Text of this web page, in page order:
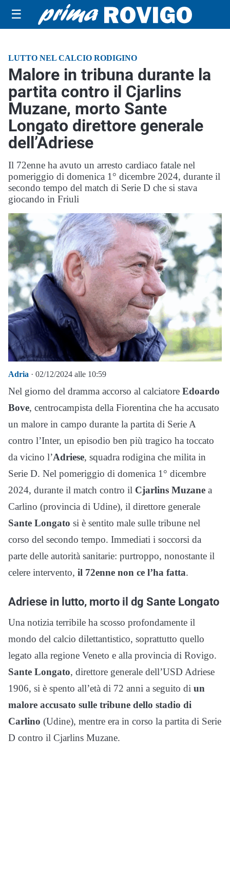
☰
LUTTO NEL CALCIO RODIGINO
Malore in tribuna durante la
partita contro il Cjarlins
Muzane, morto Sante
Longato direttore generale
dell’Adriese
Il 72enne ha avuto un arresto cardiaco fatale nel
pomeriggio di domenica 1° dicembre 2024, durante il
secondo tempo del match di Serie D che si stava
giocando in Friuli
Adria · 02/12/2024 alle 10:59
Nel giorno del dramma accorso al calciatore Edoardo
Bove, centrocampista della Fiorentina che ha accusato
un malore in campo durante la partita di Serie A
contro l’Inter, un episodio ben più tragico ha toccato
da vicino l’Adriese, squadra rodigina che milita in
Serie D. Nel pomeriggio di domenica 1° dicembre
2024, durante il match contro il Cjarlins Muzane a
Carlino (provincia di Udine), il direttore generale
Sante Longato si è sentito male sulle tribune nel
corso del secondo tempo. Immediati i soccorsi da
parte delle autorità sanitarie: purtroppo, nonostante il
celere intervento, il 72enne non ce l’ha fatta.
Adriese in lutto, morto il dg Sante Longato
Una notizia terribile ha scosso profondamente il
mondo del calcio dilettantistico, soprattutto quello
legato alla regione Veneto e alla provincia di Rovigo.
Sante Longato, direttore generale dell’USD Adriese
1906, si è spento all’età di 72 anni a seguito di un
malore accusato sulle tribune dello stadio di
Carlino (Udine), mentre era in corso la partita di Serie
D contro il Cjarlins Muzane.